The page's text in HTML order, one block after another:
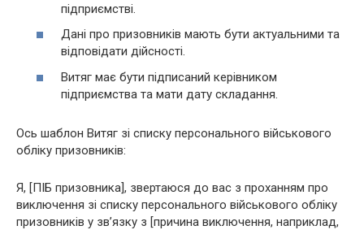
підприємстві.
Дані про призовників мають бути актуальними та
відповідати дійсності.
Витяг має бути підписаний керівником
підприємства та мати дату складання.
Ось шаблон Витяг зі списку персонального військового
обліку призовників:
Я, [ПІБ призовника], звертаюся до вас з проханням про
виключення зі списку персонального військового обліку
призовників у зв’язку з [причина виключення, наприклад,